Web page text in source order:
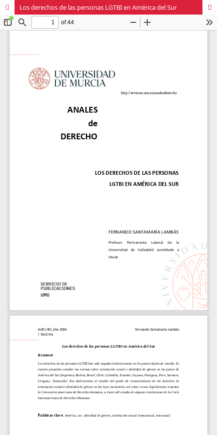
Los derechos de las personas LGTBI en América del Sur